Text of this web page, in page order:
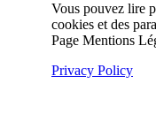
Vous pouvez lire
cookies et des
Page Mentions
Privacy Policy